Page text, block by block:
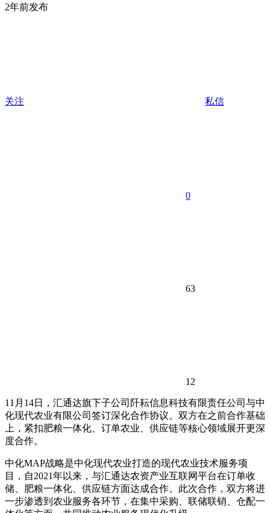
2年前发布
关注 私信
0
63
12
11月14日，汇通达旗下子公司阡耘信息科技有限责任公司与中
化现代农业有限公司签订深化合作协议。双方在之前合作基础
上，紧扣肥粮一体化、订单农业、供应链等核心领域展开更深
度合作。
中化MAP战略是中化现代农业打造的现代农业技术服务项
目，自2021年以来，与汇通达农资产业互联网平台在订单收
储、肥粮一体化、供应链方面达成合作。此次合作，双方将进
一步渗透到农业服务各环节，在集中采购、联储联销、仓配一